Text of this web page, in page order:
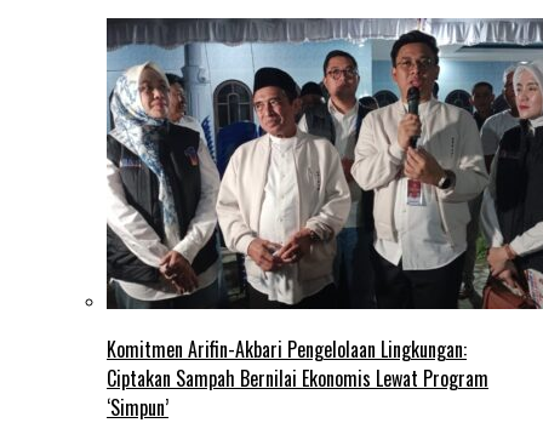
Komitmen Arifin-Akbari Pengelolaan Lingkungan:
Ciptakan Sampah Bernilai Ekonomis Lewat Program
‘Simpun’